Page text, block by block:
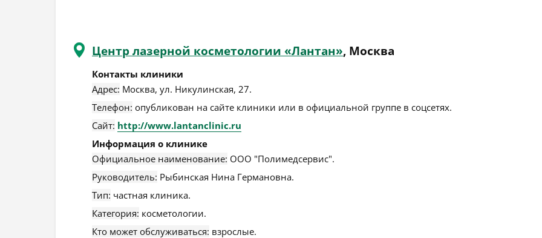
Центр лазерной косметологии «Лантан», Москва
Контакты клиники
Адрес: Москва, ул. Никулинская, 27.
Телефон: опубликован на сайте клиники или в официальной группе в соцсетях.
Сайт: http://www.lantanclinic.ru
Информация о клинике
Официальное наименование: ООО "Полимедсервис".
Руководитель: Рыбинская Нина Германовна.
Тип: частная клиника.
Категория: косметологии.
Кто может обслуживаться: взрослые.